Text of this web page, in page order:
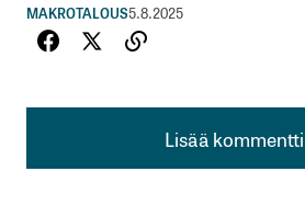
MAKROTALOUS5.8.2025
Lisää kommentti
Lisää kommentti